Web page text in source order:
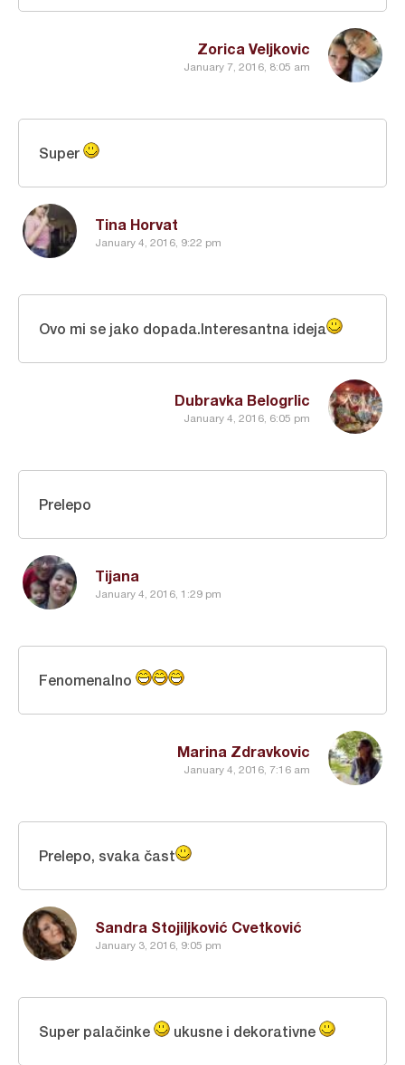
Zorica Veljkovic
January 7, 2016, 8:05 am
Tina Horvat
January 4, 2016, 9:22 pm
Super
Dubravka Belogrlic
January 4, 2016, 6:05 pm
Ovo mi se jako dopada.Interesantna ideja
Tijana
January 4, 2016, 1:29 pm
Prelepo
Marina Zdravkovic
January 4, 2016, 7:16 am
Fenomenalno
Sandra Stojiljković Cvetković
January 3, 2016, 9:05 pm
Prelepo, svaka čast
Super palačinke ukusne i dekorativne